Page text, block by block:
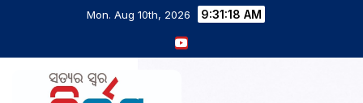
Mon. Aug 10th, 2026 9:31:19 AM